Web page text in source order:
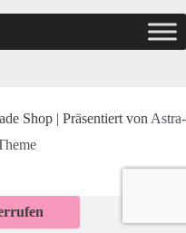
Shop | Präsentiert von Astra-